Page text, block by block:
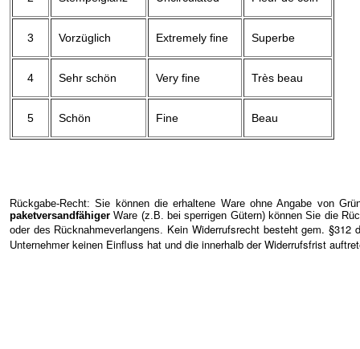
3 Vorzüglich Extremely fine Superbe
4 Sehr schön Very fine Très beau
5 Schön Fine Beau
Rückgabe-Recht: Sie können die erhaltene Ware ohne Angabe von
paketversandfähiger Ware (z.B. bei sperrigen Gütern) können Sie die
oder des Rücknahmeverlangens. Kein Widerrufsrecht besteht gem. §312
Unternehmer keinen Einfluss hat und die innerhalb der Widerrufsfrist